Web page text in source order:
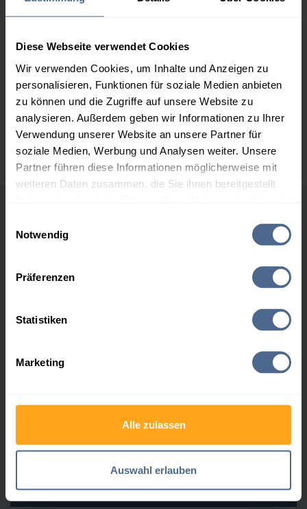
Diese Webseite verwendet Cookies
Wir verwenden Cookies, um Inhalte und Anzeigen zu
personalisieren, Funktionen für soziale Medien anbieten
zu können und die Zugriffe auf unsere Website zu
analysieren. Außerdem geben wir Informationen zu Ihrer
Verwendung unserer Website an unsere Partner für
soziale Medien, Werbung und Analysen weiter. Unsere
Partner führen diese Informationen möglicherweise mit
weiteren Daten zusammen, die Sie ihnen bereitgestellt
Notwendig
Präferenzen
Statistiken
Marketing
Alle zulassen
Auswahl erlauben
3.000 Liter
158,43 €
5.000 Liter
156,91 €
156,91 €
0,00 €
Preise für Heizöl in Standardqualität nach Ö-Norm C 1109 in € / 100
Liter inkl. MwSt. und Lieferung bei einer Lieferstelle.
Höchst- und Tiefststände der
Heizölpreise in Sirnitz
4 Wochen 30.07.2026
192,81 €
Heizölpreis-Tiefstwerte